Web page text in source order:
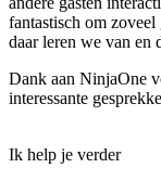
fantastisch om
daar leren we van en
Dank aan NinjaOne
interessante
Ik help je verder